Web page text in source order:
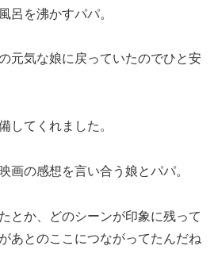
呂を沸かすパパ。
元気な娘に戻っていたのでひと安
してくれました。
画の感想を言い合う娘とパパ。
とか、どのシーンが印象に残って
あとのここにつながってたんだね